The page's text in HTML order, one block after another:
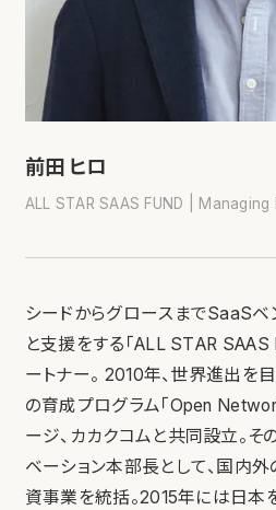
前田 ヒロ
ALL STAR SAAS FUND | Managing
シードからグロースまでSaaS
と支援をする「ALL STAR
ートナー。 2010年、世界進出を
の育成プログラム「Open
ージ、カカクコムと共同設立。そ
ベーション本部長として、国内外
資事業を統括。2015年には日本